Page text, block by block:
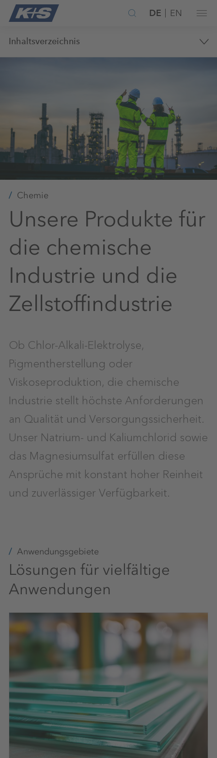
DE EN
Chemie
Unsere Produkte für
die chemische
Industrie und die
Zellstoffindustrie
Inhaltsverzeichnis
Ob Chlor-Alkali-Elektrolyse,
Pigmentherstellung oder
Viskoseproduktion, die chemische
Industrie stellt höchste Anforderungen
an Qualität und Versorgungssicherheit.
Unser Natrium- und Kaliumchlorid sowie
das Magnesiumsulfat erfüllen diese
Ansprüche mit konstant hoher Reinheit
und zuverlässiger Verfügbarkeit.
Anwendungsgebiete
Lösungen für vielfältige
Anwendungen